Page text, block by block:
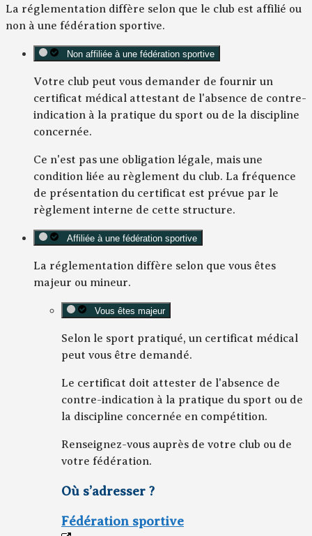
La réglementation diffère selon que le club est affilié ou
non à une fédération sportive.
Non affiliée à une fédération sportive
Votre club peut vous demander de fournir un
certificat médical attestant de l'absence de contre-
indication à la pratique du sport ou de la discipline
concernée.
Ce n'est pas une obligation légale, mais une
condition liée au règlement du club. La fréquence
de présentation du certificat est prévue par le
règlement interne de cette structure.
Affiliée à une fédération sportive
La réglementation diffère selon que vous êtes
majeur ou mineur.
Vous êtes majeur
Selon le sport pratiqué, un certificat médical
peut vous être demandé.
Le certificat doit attester de l'absence de
contre-indication à la pratique du sport ou de
la discipline concernée en compétition.
Renseignez-vous auprès de votre club ou de
votre fédération.
Où s’adresser ?
Fédération sportive